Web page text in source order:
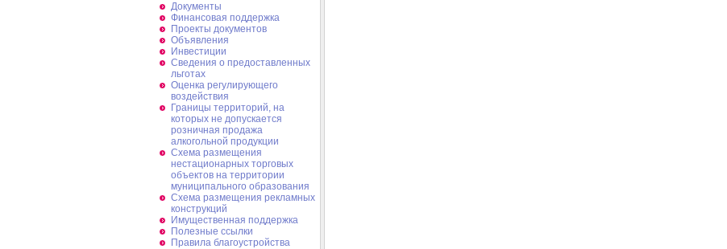
Документы
Финансовая поддержка
Проекты документов
Объявления
Инвестиции
Сведения о предоставленных
льготах
Оценка регулирующего
воздействия
Границы территорий, на
которых не допускается
розничная продажа
алкогольной продукции
Схема размещения
нестационарных торговых
объектов на территории
муниципального образования
Схема размещения рекламных
конструкций
Имущественная поддержка
Полезные ссылки
Правила благоустройства